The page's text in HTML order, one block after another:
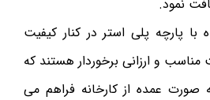
نمود.
پارچه پلی استر در کنار کیفیت
مناسب و ارزانی برخوردار هستند که
صورت عمده از کارخانه فراهم می